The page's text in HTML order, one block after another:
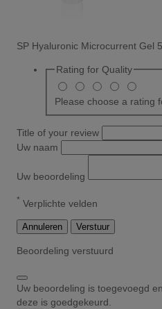
SP Hyaluronic Microcurrent Gel
Rating for Quality
Please choose a rating
Title of your review
Uw naam
Uw beoordeling
* Verplichte velden
Annuleren Verstuur
Beoordeling verstuurd
Uw beoordeling is toegevoegd
deze is goedgekeurd.